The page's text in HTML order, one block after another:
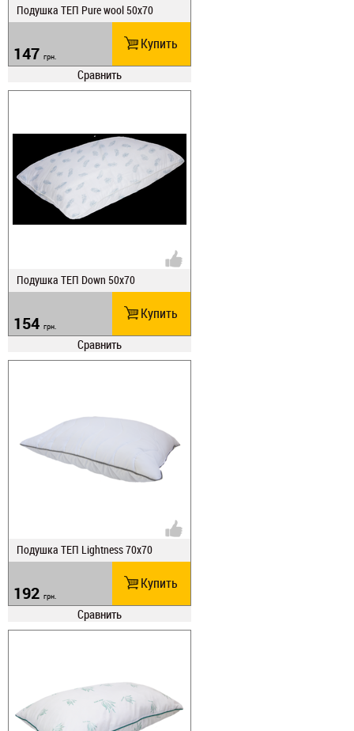
Подушка ТЕП Pure wool 50х70
147 грн.
Купить
Сравнить
Подушка ТЕП Down 50х70
154 грн.
Купить
Сравнить
Подушка ТЕП Lightness 70х70
192 грн.
Купить
Сравнить